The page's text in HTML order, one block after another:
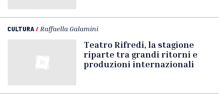
CULTURA/ Raffaella Galamini
Teatro Rifredi, la stagione
riparte tra grandi ritorni e
produzioni internazionali